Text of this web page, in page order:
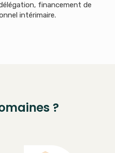
financement de
intérimaire.
?